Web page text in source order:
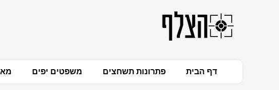
דף הבית פתרונות תשחצים משפטים יפים